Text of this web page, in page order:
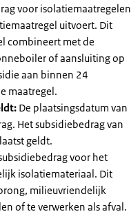
voor isolatiemaatregelen
uitvoert. Dit
combineert met de
of aansluiting op
aan binnen 24
maatregel.
De plaatsingsdatum van
Het subsidiebedrag van
geldt.
voor het
isolatiemateriaal. Dit
milieuvriendelijk
of te verwerken als afval.